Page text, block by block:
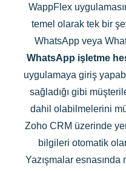
WappFlex
temel olarak tek bir
WhatsApp veya
WhatsApp işletme
uygulamaya giriş
sağladığı gibi
dahil olabilmelerini
Zoho CRM üzerinde
bilgileri otomatik
Yazışmalar